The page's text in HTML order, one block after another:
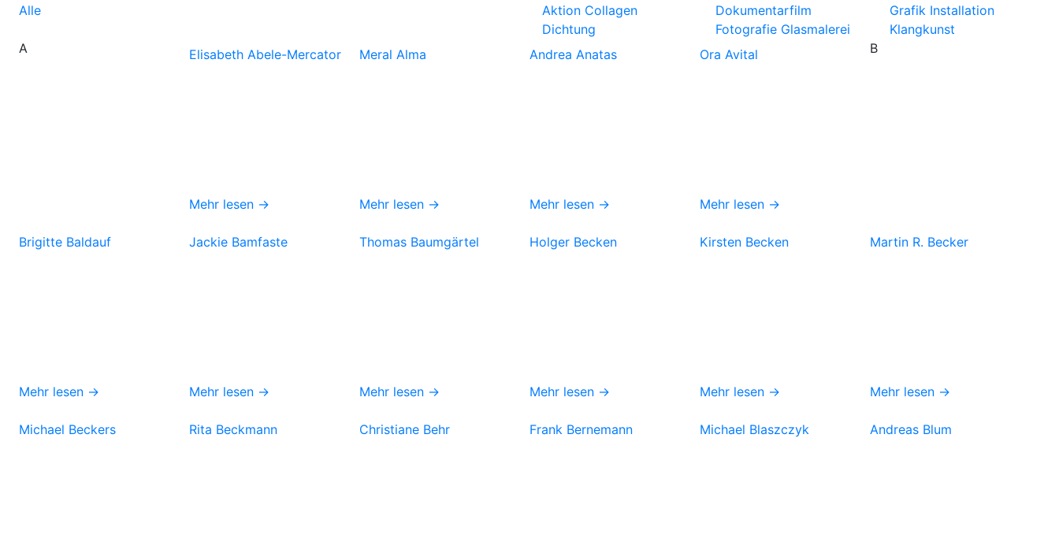
Alle Aktion Collagen
Dichtung
Dokumentarfilm
Fotografie Glasmalerei
Grafik Installation
Klangkunst
A
Elisabeth Abele-Mercator
Mehr lesen →
Meral Alma
Mehr lesen →
Andrea Anatas
Mehr lesen →
Ora Avital
Mehr lesen →
B
Brigitte Baldauf
Mehr lesen →
Jackie Bamfaste
Mehr lesen →
Thomas Baumgärtel
Mehr lesen →
Holger Becken
Mehr lesen →
Kirsten Becken
Mehr lesen →
Martin R. Becker
Mehr lesen →
Michael Beckers Rita Beckmann Christiane Behr Frank Bernemann Michael Blaszczyk Andreas Blum